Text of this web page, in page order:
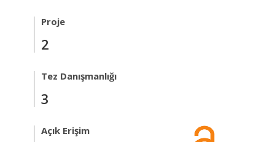
Proje
2
Tez Danışmanlığı
3
Açık Erişim